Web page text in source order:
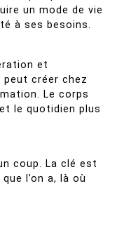
un mode de vie
à ses besoins.
et
créer chez
Le corps
le quotidien plus
coup. La clé est
l’on a, là où